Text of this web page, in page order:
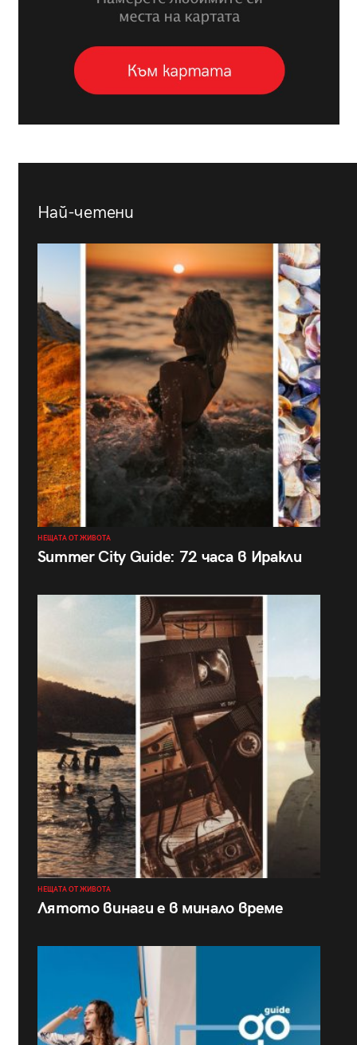
Най-четени
НЕЩАТА ОТ ЖИВОТА
Summer City Guide: 72 часа в Иракли
НЕЩАТА ОТ ЖИВОТА
Лятото винаги е в минало време